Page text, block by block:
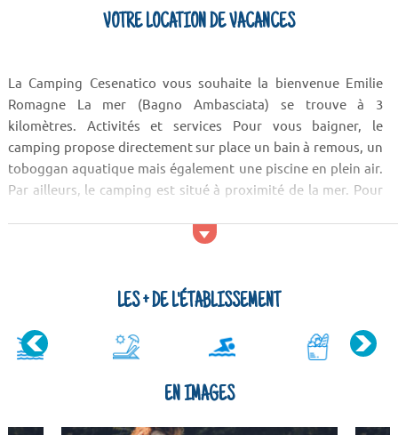
VOTRE LOCATION DE VACANCES
La Camping Cesenatico vous souhaite la bienvenue Emilie
Romagne La mer (Bagno Ambasciata) se trouve à 3
kilomètres. Activités et services Pour vous baigner, le
camping propose directement sur place un bain à remous, un
toboggan aquatique mais également une piscine en plein air.
Par ailleurs, le camping est situé à proximité de la mer. Pour
Les animations ne sont pas en reste, avec lors de votre séjour
LES + DE L'ÉTABLISSEMENT
EN IMAGES